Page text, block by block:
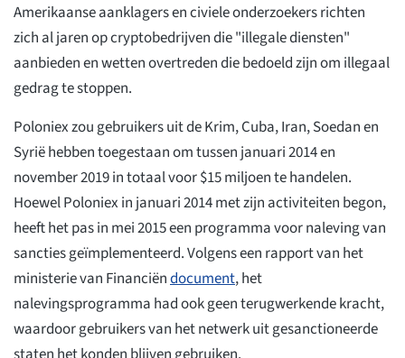
Amerikaanse aanklagers en civiele onderzoekers richten
zich al jaren op cryptobedrijven die "illegale diensten"
aanbieden en wetten overtreden die bedoeld zijn om illegaal
gedrag te stoppen.
Poloniex zou gebruikers uit de Krim, Cuba, Iran, Soedan en
Syrië hebben toegestaan om tussen januari 2014 en
november 2019 in totaal voor $15 miljoen te handelen.
Hoewel Poloniex in januari 2014 met zijn activiteiten begon,
heeft het pas in mei 2015 een programma voor naleving van
sancties geïmplementeerd. Volgens een rapport van het
ministerie van Financiëndocument, het
nalevingsprogramma had ook geen terugwerkende kracht,
waardoor gebruikers van het netwerk uit gesanctioneerde